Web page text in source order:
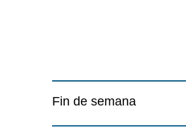
Fin de semana